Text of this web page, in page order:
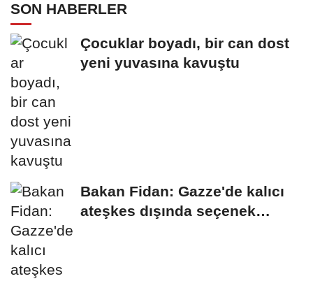
SON HABERLER
Çocuklar boyadı, bir can dost
yeni yuvasına kavuştu
Bakan Fidan: Gazze'de kalıcı
ateşkes dışında seçenek